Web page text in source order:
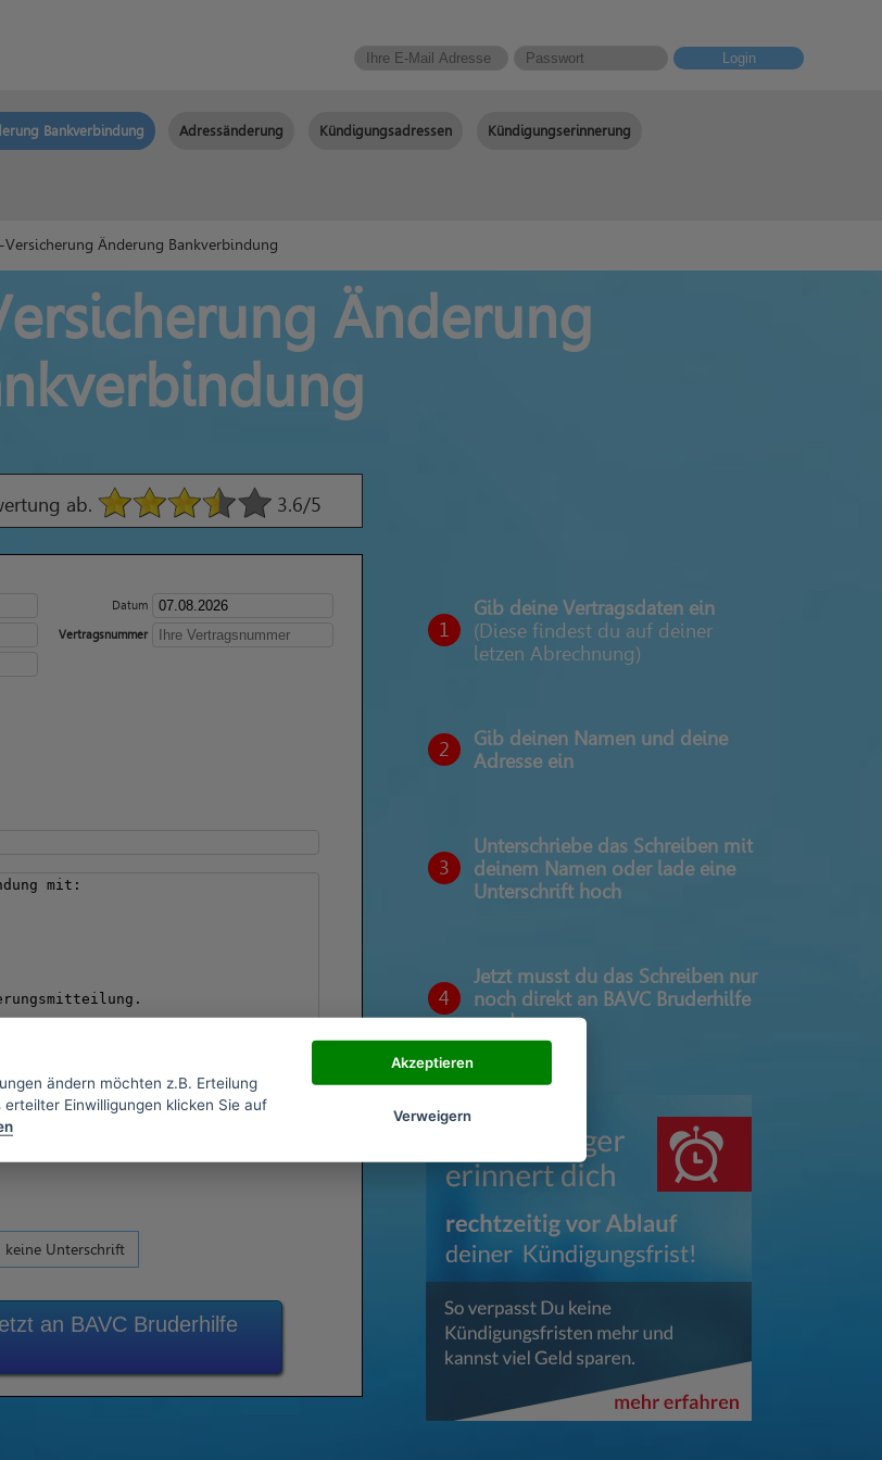
Login
Bankverbindung Adressänderung Kündigungsadressen Kündigungserinnerung
Versicherung Änderung Bankverbindung
Änderung
ab. 3.6/5
Datum
Vertragsnummer
keine Unterschrift
an BAVC Bruderhilfe
1
Gib deine Vertragsdaten ein
(Diese findest du auf deiner
letzen Abrechnung)
2
Gib deinen Namen und deine
Adresse ein
3
Unterschriebe das Schreiben mit
deinem Namen oder lade eine
Unterschrift hoch
4
Jetzt musst du das Schreiben nur
noch direkt an BAVC Bruderhilfe
senden
ändern möchten z.B. Erteilung
Einwilligungen klicken Sie auf
Akzeptieren
Verweigern